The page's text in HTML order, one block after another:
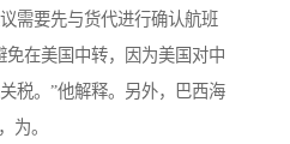
需要先与货代进行确认航班
免在美国中转，因为美国对中
税。”他解释。另外，巴西海
为。